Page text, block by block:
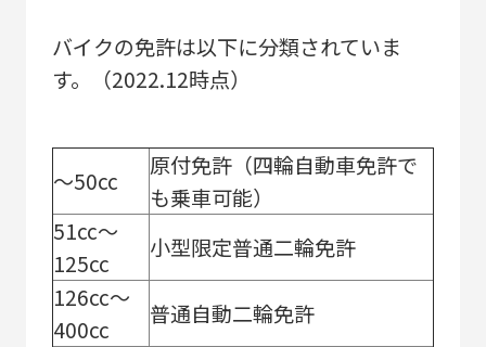
バイクの免許は以下に分類されていま
す。（2022.12時点）
～50cc
原付免許（四輪自動車免許で
も乗車可能）
51cc～
125cc
小型限定普通二輪免許
126cc～
400cc
普通自動二輪免許